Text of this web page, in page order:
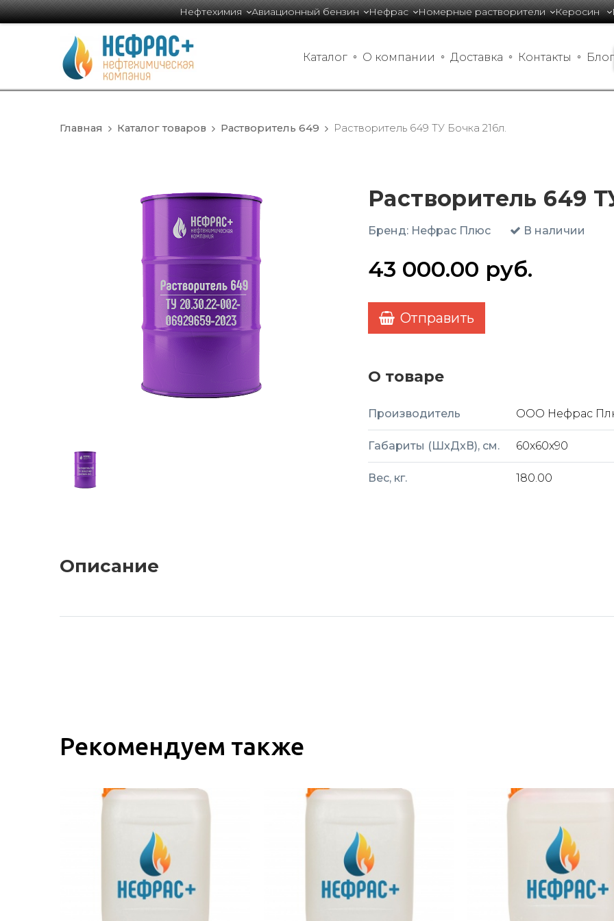
Нефтехимия Авиационный бензин Нефрас Номерные растворители Керосин
Каталог О компании Доставка Контакты
Главная Каталог товаров Растворитель 649 Растворитель 649 ТУ Бочка 216л.
Растворитель 649
Бренд: Нефрас Плюс В наличии
43 000.00 руб.
Отправить
О товаре
Производитель ООО Нефрас
Габариты (ШxДxВ), см. 60x60x90
Вес, кг. 180.00
Описание
Рекомендуем также